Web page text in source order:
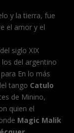
y la tierra, fue
el amor y el
siglo XIX
del argentino
En lo más
tango Catulo
de Minino,
quien el
Magic Malik